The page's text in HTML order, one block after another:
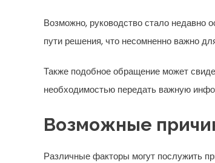
Возможно, руководство стало недавно
пути решения, что несомненно важно
Также подобное обращение может
необходимостью передать важную
Возможные
Различные факторы могут послужить